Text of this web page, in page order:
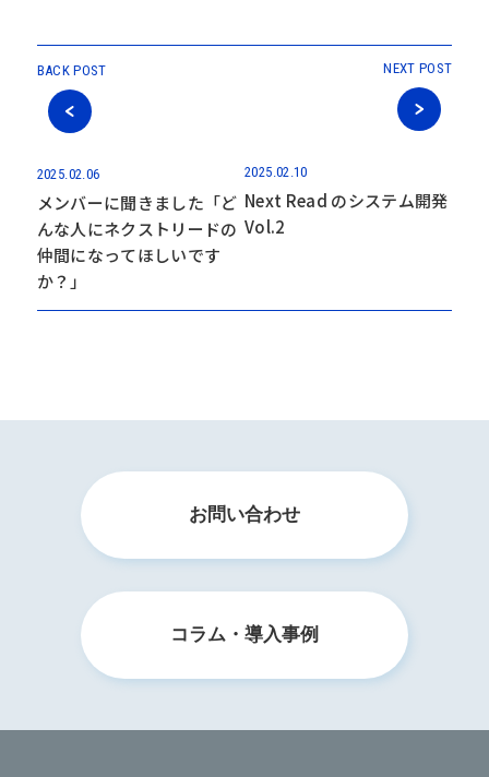
BACK POST
2025.02.06
メンバーに聞きました「ど
んな人にネクストリードの
仲間になってほしいです
か？」
NEXT POST
2025.02.10
Next Read のシステム開発
Vol.2
お問い合わせ
コラム・導入事例